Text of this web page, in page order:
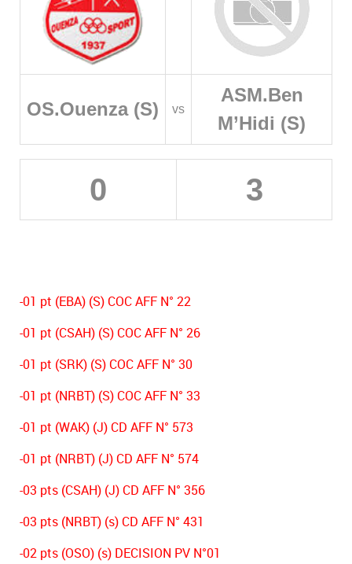
OS.Ouenza (S) vs
ASM.Ben
M’Hidi (S)
0 3
-01 pt (EBA) (S) COC AFF N° 22
-01 pt (CSAH) (S) COC AFF N° 26
-01 pt (SRK) (S) COC AFF N° 30
-01 pt (NRBT) (S) COC AFF N° 33
-01 pt (WAK) (J) CD AFF N° 573
-01 pt (NRBT) (J) CD AFF N° 574
-03 pts (CSAH) (J) CD AFF N° 356
-03 pts (NRBT) (s) CD AFF N° 431
-02 pts (OSO) (s) DECISION PV N°01